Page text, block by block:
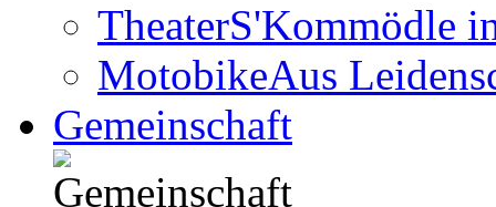
TheaterS'Kommödle
MotobikeAus
Gemeinschaft